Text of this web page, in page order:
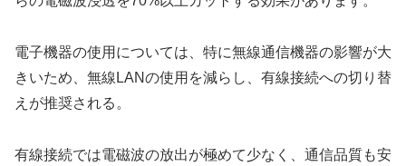
電子機器の使用については、特に無線通信機器の影響が大
きいため、無線LANの使用を減らし、有線接続への切り替
えが推奨される。
有線接続では電磁波の放出が極めて少なく、通信品質も安